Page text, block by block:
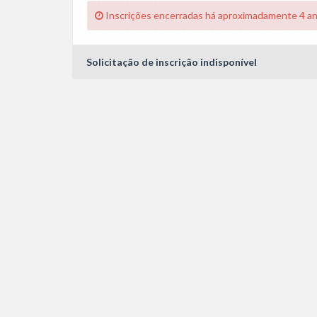
Inscrições encerradas há aproximadamente 4
Solicitação de inscrição indisponível